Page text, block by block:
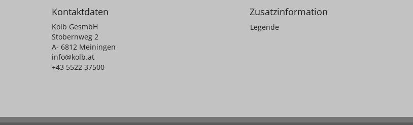
Kontaktdaten
Kolb GesmbH
Stobernweg 2
A- 6812 Meiningen
info@kolb.at
+43 5522 37500
Zusatzinformation
Legende